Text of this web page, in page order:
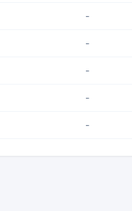
-
-
-
-
-